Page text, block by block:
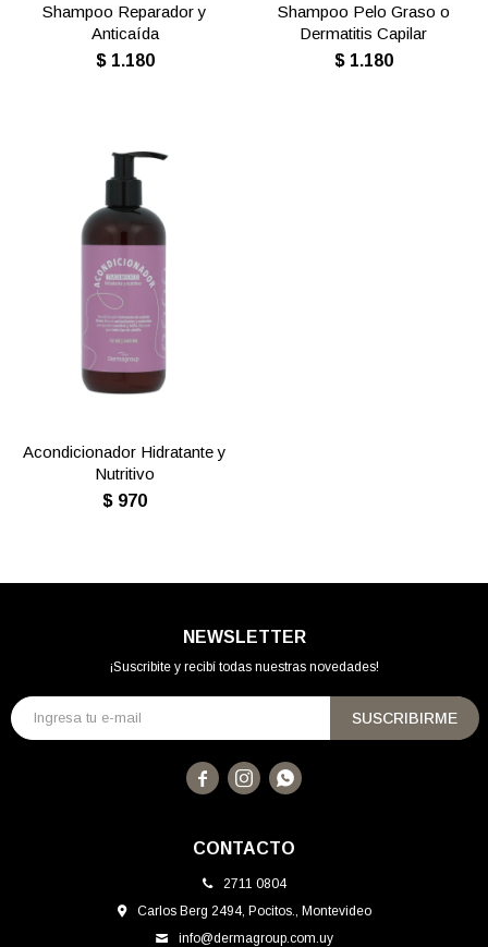
Shampoo Reparador y
Anticaída
$ 1.180
Shampoo Pelo Graso o
Dermatitis Capilar
$ 1.180
Acondicionador Hidratante y
Nutritivo
$ 970
CONTACTO
2711 0804
Carlos Berg 2494, Pocitos., Montevideo
info@dermagroup.com.uy
NEWSLETTER
¡Suscribite y recibí todas nuestras novedades!
SUSCRIBIRME
  